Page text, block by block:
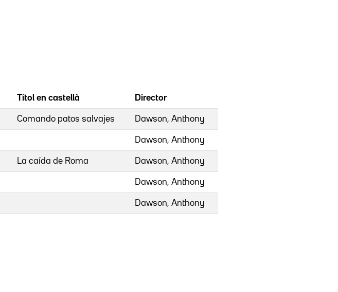
Títol en castellà Director
Comando patos salvajes Dawson, Anthony
Dawson, Anthony
La caída de Roma Dawson, Anthony
Dawson, Anthony
Dawson, Anthony